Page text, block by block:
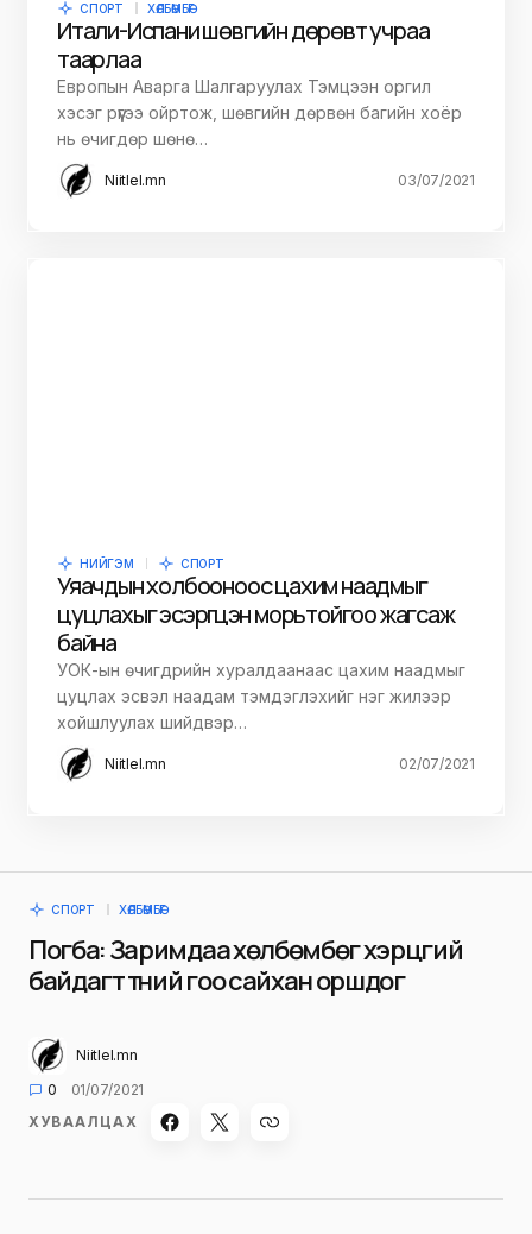
СПОРТ ХӨЛБӨМБӨГ
Итали-Испани шөвгийн дөрөвт учраа
таарлаа
Европын Аварга Шалгаруулах Тэмцээн оргил
хэсэг рүүгээ ойртож, шөвгийн дөрвөн багийн хоёр
нь өчигдөр шөнө…
Niitlel.mn 03/07/2021
НИЙГЭМ СПОРТ
Уяачдын холбооноос цахим наадмыг
цуцлахыг эсэргүүцэн морьтойгоо жагсаж
байна
УОК-ын өчигдрийн хуралдаанаас цахим наадмыг
цуцлах эсвэл наадам тэмдэглэхийг нэг жилээр
хойшлуулах шийдвэр…
Niitlel.mn 02/07/2021
СПОРТ ХӨЛБӨМБӨГ
Погба: Заримдаа хөлбөмбөг хэрцгий
байдагт түүний гоо сайхан оршдог
Niitlel.mn
0
01/07/2021
ХУВААЛЦАХ